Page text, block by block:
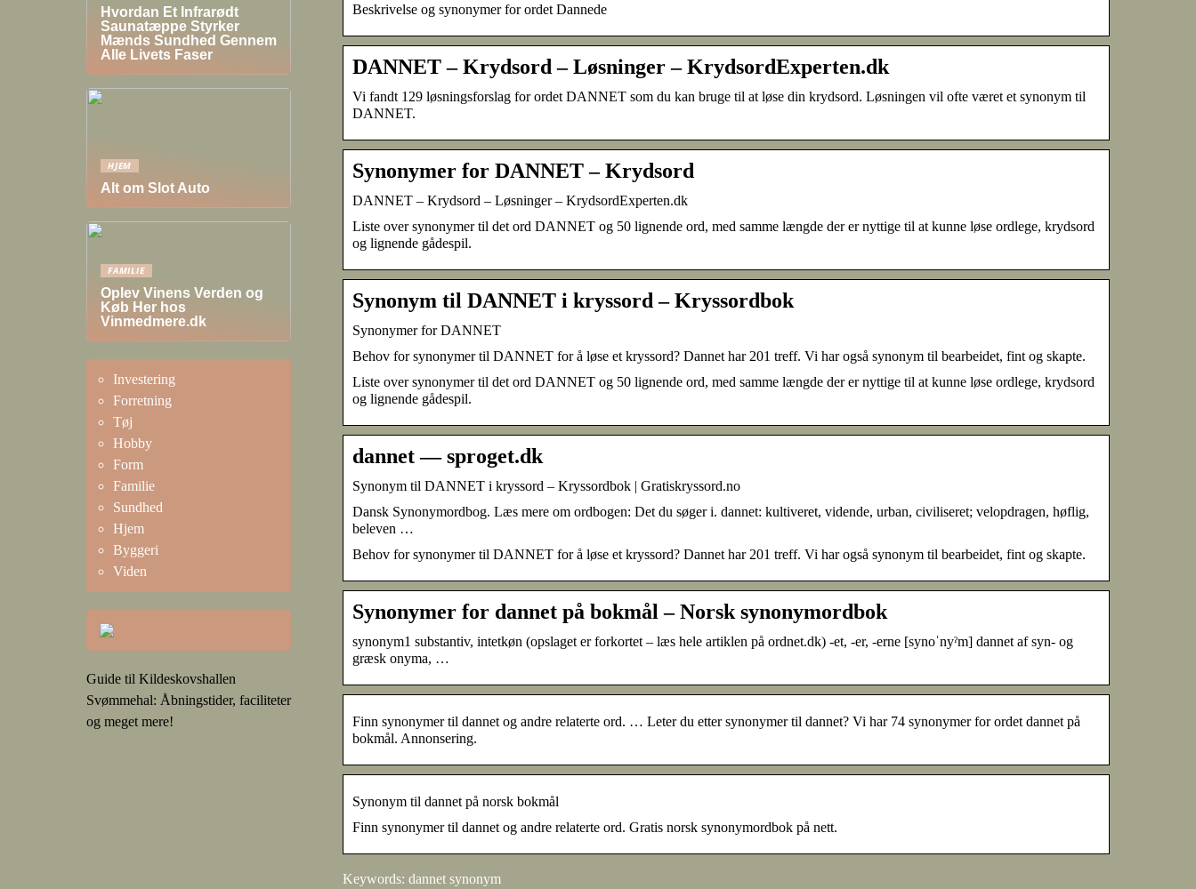
Beskrivelse og synonymer for ordet Dannede
DANNET – Krydsord – Løsninger – KrydsordExperten.dk
Vi fandt 129 løsningsforslag for ordet DANNET som du kan bruge til at løse din krydsord. Løsningen vil ofte været et synonym til
DANNET.
Synonymer for DANNET – Krydsord
DANNET – Krydsord – Løsninger – KrydsordExperten.dk
Liste over synonymer til det ord DANNET og 50 lignende ord, med samme længde der er nyttige til at kunne løse ordlege, krydsord
og lignende gådespil.
Synonym til DANNET i kryssord – Kryssordbok
Synonymer for DANNET
Behov for synonymer til DANNET for å løse et kryssord? Dannet har 201 treff. Vi har også synonym til bearbeidet, fint og skapte.
Liste over synonymer til det ord DANNET og 50 lignende ord, med samme længde der er nyttige til at kunne løse ordlege, krydsord
og lignende gådespil.
dannet — sproget.dk
Synonym til DANNET i kryssord – Kryssordbok | Gratiskryssord.no
Dansk Synonymordbog. Læs mere om ordbogen: Det du søger i. dannet: kultiveret, vidende, urban, civiliseret; velopdragen, høflig,
beleven …
Behov for synonymer til DANNET for å løse et kryssord? Dannet har 201 treff. Vi har også synonym til bearbeidet, fint og skapte.
Synonymer for dannet på bokmål – Norsk synonymordbok
synonym1 substantiv, intetkøn (opslaget er forkortet – læs hele artiklen på ordnet.dk) -et, -er, -erne [synoˈnyˀm] dannet af syn- og
græsk onyma, …
Finn synonymer til dannet og andre relaterte ord. … Leter du etter synonymer til dannet? Vi har 74 synonymer for ordet dannet på
bokmål. Annonsering.
Synonym til dannet på norsk bokmål
Finn synonymer til dannet og andre relaterte ord. Gratis norsk synonymordbok på nett.
Keywords: dannet synonym
Hvordan Et Infrarødt
Saunatæppe Styrker
Mænds Sundhed Gennem
Alle Livets Faser
HJEM
Alt om Slot Auto
FAMILIE
Oplev Vinens Verden og
Køb Her hos
Vinmedmere.dk
Investering
Forretning
Tøj
Hobby
Form
Familie
Sundhed
Hjem
Byggeri
Viden
Guide til Kildeskovshallen
Svømmehal: Åbningstider, faciliteter
og meget mere!